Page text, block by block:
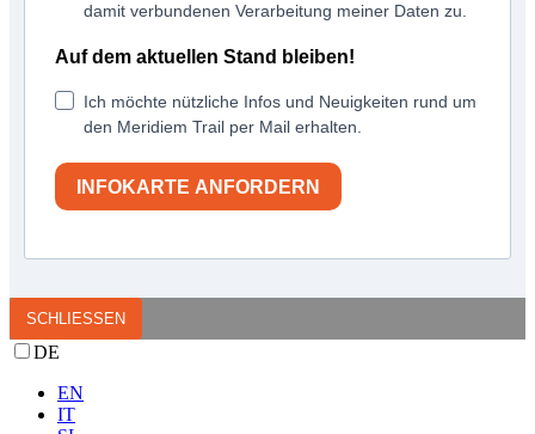
damit verbundenen Verarbeitung meiner Daten zu.
Auf dem aktuellen Stand bleiben!
Ich möchte nützliche Infos und Neuigkeiten rund um
den Meridiem Trail per Mail erhalten.
INFOKARTE ANFORDERN
SCHLIESSEN
DE
EN
IT